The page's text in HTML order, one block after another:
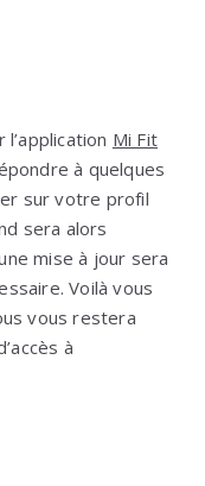
Mi Fit
à quelques
sur votre profil
sera alors
mise à jour sera
Voilà vous
vous restera
à